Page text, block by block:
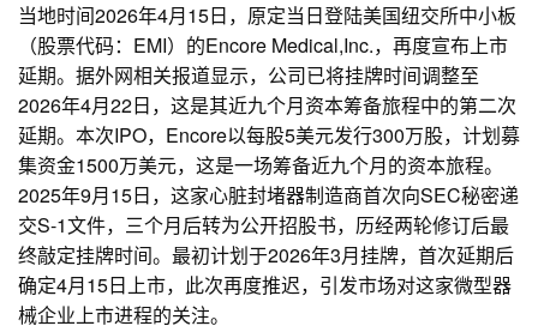
当地时间2026年4月15日，原定当日登陆美国纽交所中小板
（股票代码：EMI）的Encore Medical,Inc.，再度宣布上市
延期。据外网相关报道显示，公司已将挂牌时间调整至
2026年4月22日，这是其近九个月资本筹备旅程中的第二次
延期。本次IPO，Encore以每股5美元发行300万股，计划募
集资金1500万美元，这是一场筹备近九个月的资本旅程。
2025年9月15日，这家心脏封堵器制造商首次向SEC秘密递
交S-1文件，三个月后转为公开招股书，历经两轮修订后最
终敲定挂牌时间。最初计划于2026年3月挂牌，首次延期后
确定4月15日上市，此次再度推迟，引发市场对这家微型器
械企业上市进程的关注。